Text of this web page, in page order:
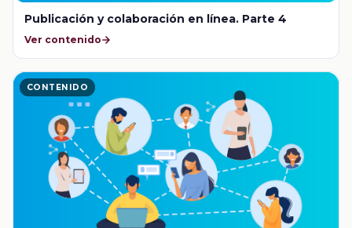
Publicación y colaboración en línea. Parte 4
Ver contenido
CONTENIDO